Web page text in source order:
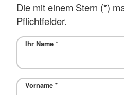
Die mit einem Stern (*)
Pflichtfelder.
Ihr Name *
Vorname *